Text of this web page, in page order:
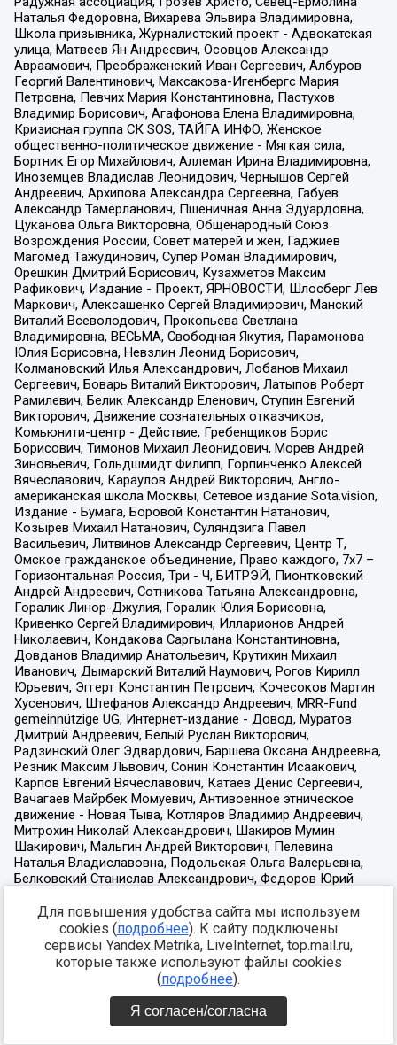
Для повышения удобства сайта мы используем
cookies (подробнее). К сайту подключены
сервисы Yandex.Metrika, LiveInternet, top.mail.ru,
которые также используют файлы cookies
(подробнее).
Я согласен/согласна